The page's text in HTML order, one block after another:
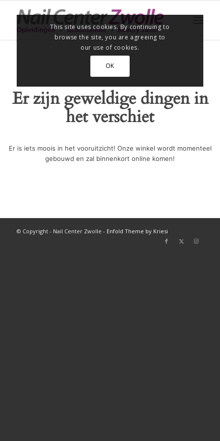
Er zijn geweldige dingen in
het verschiet
Er is iets moois in het vooruitzicht! Onze winkel wordt momenteel
gebouwd en zal binnenkort online komen!
© Copyright - Nail Center Zwolle - Enfold Theme by Kriesi
This site uses cookies. By continuing to
browse the site, you are agreeing to
our use of cookies.
OK